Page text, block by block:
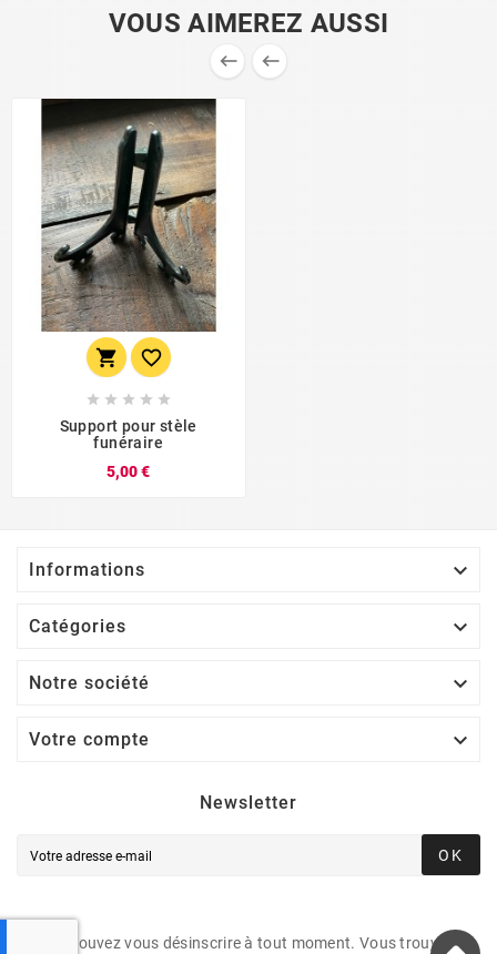
VOUS AIMEREZ AUSSI
 
 
    
Support pour stèle
funéraire
5,00 €
Informations 
Catégories 
Notre société 
Votre compte 
Newsletter
OK
Vous pouvez vous désinscrire à tout moment. Vous trouverez